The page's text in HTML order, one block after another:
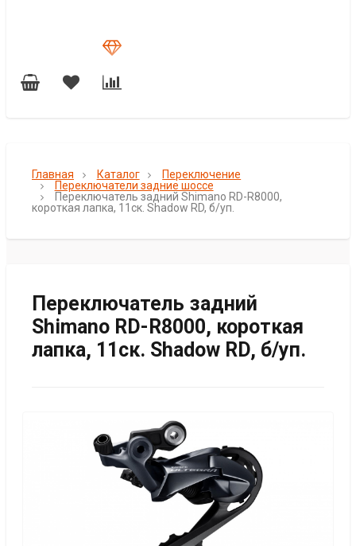
Главная Каталог
Переключение
Переключатели задние шоссе
Переключатель задний Shimano RD-R8000,
короткая лапка, 11ск. Shadow RD, б/уп.
Переключатель задний
Shimano RD-R8000, короткая
лапка, 11ск. Shadow RD, б/уп.